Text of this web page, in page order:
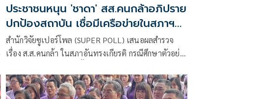
ประชาชนหนุน 'ชาดา' สส.คนกล้าอภิปราย
ปกป้องสถาบัน เชื่อมีเครือข่ายในสภาฯ
ชักใยกลุ่มทะลุวัง
สำนักวิจัยซูเปอร์โพล (SUPER POLL) เสนอผลสำรวจ
เรื่อง ส.ส.คนกล้า ในสภาอันทรงเกียรติ กรณีศึกษาตัวอย่าง
18 ปีขึ้นไป ดำเนินโครงการทั้งการวิจัยเชิงปริมาณ
(Quantitative Research) และการวิจัยเชิงคุณภาพ